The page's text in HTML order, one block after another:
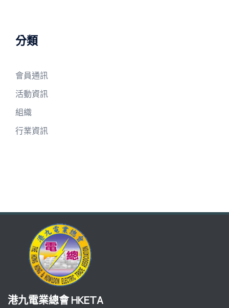
分類
會員通訊
活動資訊
組織
行業資訊
港九電業總會 HKETA